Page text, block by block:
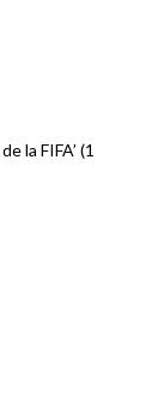
la FIFA’ (1